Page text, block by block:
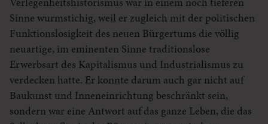
Sinne wurmstichig, weil er zugleich mit der politischen
Funktionslosigkeit des neuen Bürgertums die völlig
neuartige, im eminenten Sinne traditionslose
Erwerbsart des Kapitalismus und Industrialismus zu
verdecken hatte. Er konnte darum auch gar nicht auf
Baukunst und Inneneinrichtung beschränkt sein,
sondern war eine Antwort auf das ganze Leben, die das